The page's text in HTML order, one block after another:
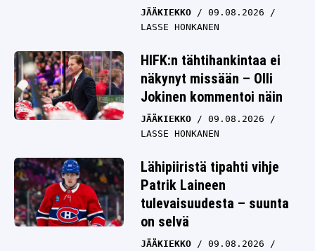
JÄÄKIEKKO
09.08.2026
LASSE HONKANEN
HIFK:n tähtihankintaa ei
näkynyt missään – Olli
Jokinen kommentoi näin
JÄÄKIEKKO
09.08.2026
LASSE HONKANEN
Lähipiiristä tipahti vihje
Patrik Laineen
tulevaisuudesta – suunta
on selvä
JÄÄKIEKKO
09.08.2026